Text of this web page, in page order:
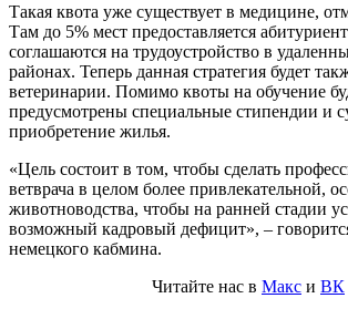
Такая квота уже существует в медицине,
Там до 5% мест предоставляется
соглашаются на трудоустройство в
районах. Теперь данная стратегия будет
ветеринарии. Помимо квоты на обучение
предусмотрены специальные стипендии и
приобретение жилья.
«Цель состоит в том, чтобы сделать
ветврача в целом более привлекательной,
животноводства, чтобы на ранней стадии
возможный кадровый дефицит», –
немецкого кабмина.
Читайте нас в Макс и ВК